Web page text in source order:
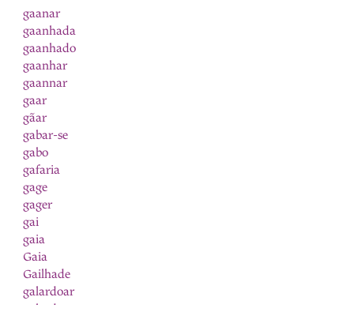
gaanar
gaanhada
gaanhado
gaanhar
gaannar
gaar
gãar
gabar-se
gabo
gafaria
gage
gager
gai
gaia
Gaia
Gailhade
galardoar
galardon